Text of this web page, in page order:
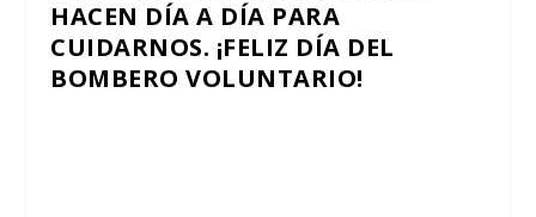
HACEN DÍA A DÍA PARA
CUIDARNOS. ¡FELIZ DÍA DEL
BOMBERO VOLUNTARIO!